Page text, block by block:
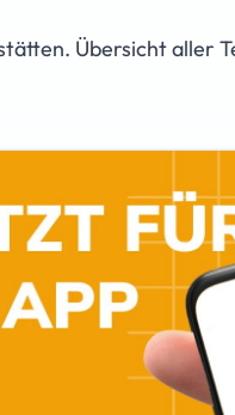
Übersicht aller